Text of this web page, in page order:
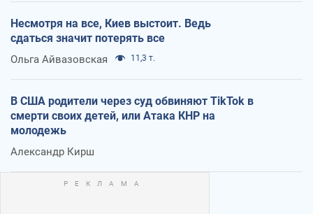
Несмотря на все, Киев выстоит. Ведь
сдаться значит потерять все
Ольга Айвазовская 11,3 т.
В США родители через суд обвиняют TikTok в
смерти своих детей, или Атака КНР на
молодежь
Александр Кирш